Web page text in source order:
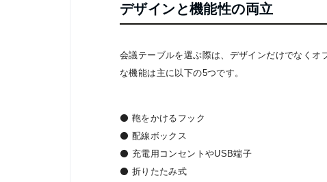
デザインと機能性の両立
会議テーブルを選ぶ際は、デザインだけでなくオ
な機能は主に以下の5つです。
⚫️ 鞄をかけるフック
⚫️ 配線ボックス
⚫️ 充電用コンセントやUSB端子
⚫️ 折りたたみ式